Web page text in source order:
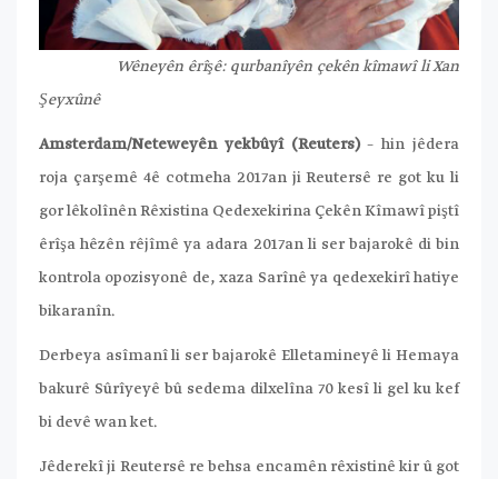
Wêneyên êrîşê: qurbanîyên çekên kîmawî li Xan
Şeyxûnê
Amsterdam/Neteweyên yekbûyî (Reuters)– hin jêdera
roja çarşemê 4ê cotmeha 2017an ji Reutersê re got ku li
gor lêkolînên Rêxistina Qedexekirina Çekên Kîmawî piştî
êrîşa hêzên rêjîmê ya adara 2017an li ser bajarokê di bin
kontrola opozisyonê de, xaza Sarînê ya qedexekirî hatiye
bikaranîn.
Derbeya asîmanî li ser bajarokê Elletamineyê li Hemaya
bakurê Sûrîyeyê bû sedema dilxelîna 70 kesî li gel ku kef
bi devê wan ket.
Jêderekî ji Reutersê re behsa encamên rêxistinê kir û got